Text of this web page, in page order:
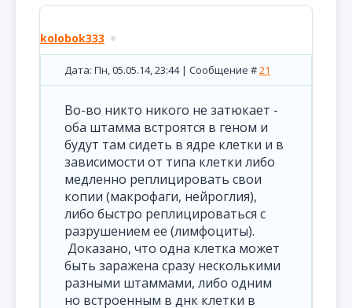
kolobok333
Дата: Пн, 05.05.14, 23:44 | Сообщение #21
Во-во никто никого не затюкает -
оба штамма встроятся в геном и
будут там сидеть в ядре клетки и в
зависимости от типа клетки либо
медленно реплицировать свои
копии (макрофаги, нейроглия),
либо быстро реплицироваться с
разрушением ее (лимфоциты).
Доказано, что одна клетка может
быть заражена сразу несколькими
разными штаммами, либо одним
но встроенным в днк клетки в